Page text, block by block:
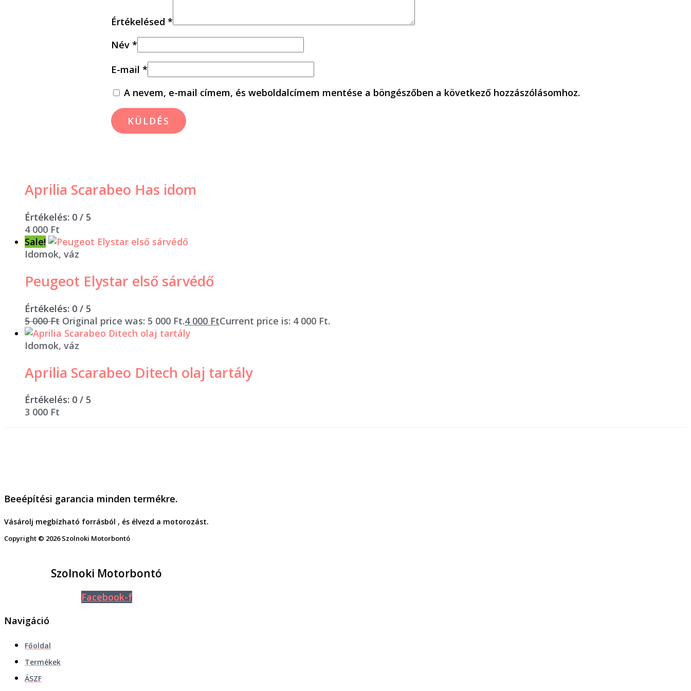
Értékelésed *
Név *
E-mail *
A nevem, e-mail címem, és weboldalcímem mentése a böngészőben a következő hozzászólásomhoz.
Aprilia Scarabeo Has idom
Értékelés: 0 / 5
4 000 Ft
Sale!
Idomok, váz
Peugeot Elystar első sárvédő
Értékelés: 0 / 5
5 000Ft Original price was: 5 000 Ft.4 000 FtCurrent price is: 4 000 Ft.
Idomok, váz
Aprilia Scarabeo Ditech olaj tartály
Értékelés: 0 / 5
3 000 Ft
Beeépítési garancia minden termékre.
Vásárolj megbízható forrásból , és élvezd a motorozást.
Copyright © 2026 Szolnoki Motorbontó
Szolnoki Motorbontó
Facebook-f
Navigáció
Főoldal
Termékek
ÁSZF